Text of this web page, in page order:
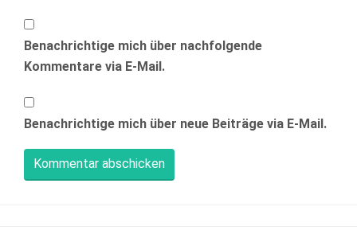
Benachrichtige mich über nachfolgende
Kommentare via E-Mail.
Benachrichtige mich über neue Beiträge via E-Mail.